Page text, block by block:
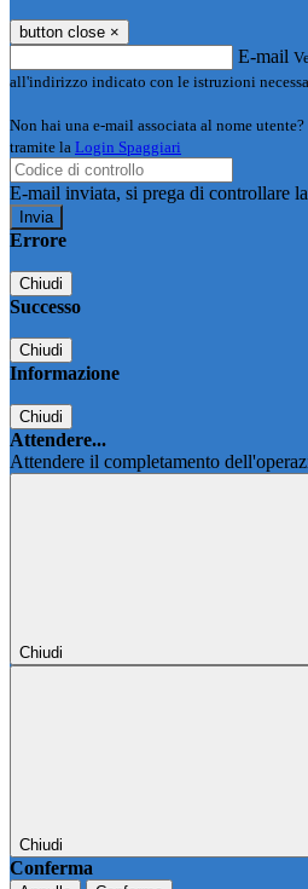
button close ×
E-mail
all'indirizzo indicato con le istruzioni
Non hai una e-mail associata al nome
tramite la Login Spaggiari
E-mail inviata, si prega di controllare
Errore
Chiudi
Successo
Chiudi
Informazione
Chiudi
Attendere...
Attendere il completamento
Chiudi
Chiudi
Conferma